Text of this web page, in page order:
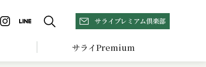
サライプレミアム倶楽部
サライPremium